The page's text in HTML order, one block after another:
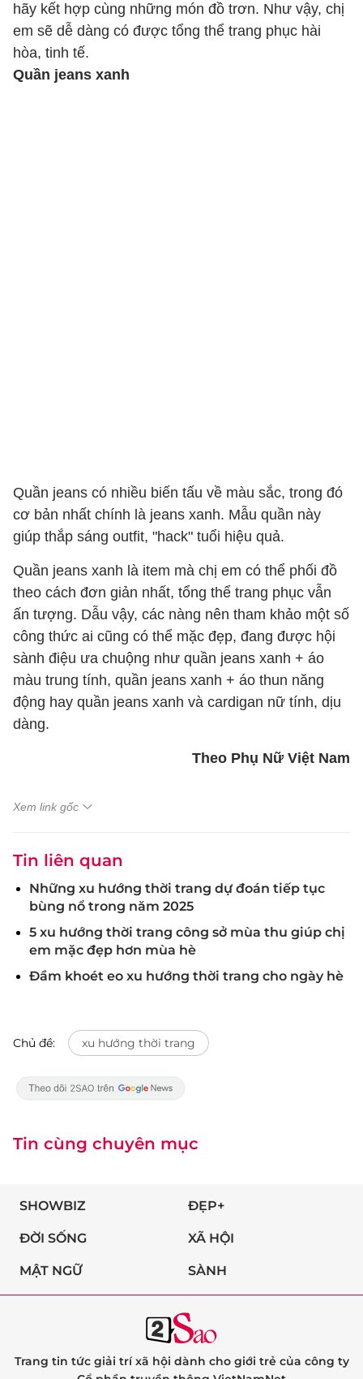
hãy kết hợp cùng những món đồ trơn. Như vậy, chị
em sẽ dễ dàng có được tổng thể trang phục hài
hòa, tinh tế.
Quần jeans xanh
Quần jeans có nhiều biến tấu về màu sắc, trong đó
cơ bản nhất chính là jeans xanh. Mẫu quần này
giúp thắp sáng outfit, "hack" tuổi hiệu quả.
Quần jeans xanh là item mà chị em có thể phối đồ
theo cách đơn giản nhất, tổng thể trang phục vẫn
ấn tượng. Dẫu vậy, các nàng nên tham khảo một số
công thức ai cũng có thể mặc đẹp, đang được hội
sành điệu ưa chuộng như quần jeans xanh + áo
màu trung tính, quần jeans xanh + áo thun năng
động hay quần jeans xanh và cardigan nữ tính, dịu
dàng.
Theo Phụ Nữ Việt Nam
Xem link gốc
Tin liên quan
Những xu hướng thời trang dự đoán tiếp tục
bùng nổ trong năm 2025
5 xu hướng thời trang công sở mùa thu giúp chị
em mặc đẹp hơn mùa hè
Đầm khoét eo xu hướng thời trang cho ngày hè
Chủ đề: xu hướng thời trang
Tin cùng chuyên mục
SHOWBIZ ĐẸP+
ĐỜI SỐNG XÃ HỘI
MẬT NGỮ SÀNH
Trang tin tức giải trí xã hội dành cho giới trẻ của công ty